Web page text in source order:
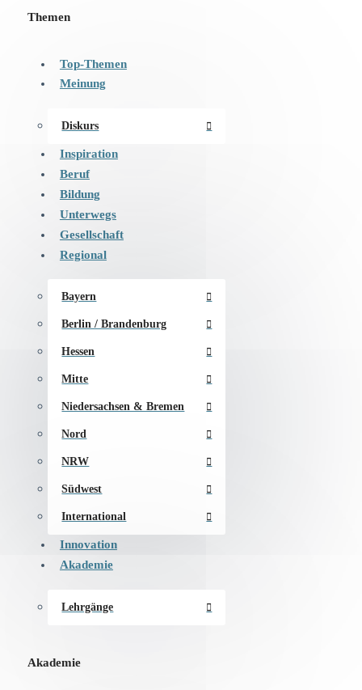
Themen
Top-Themen
Meinung
Diskurs
Inspiration
Beruf
Bildung
Unterwegs
Gesellschaft
Regional
Bayern
Berlin / Brandenburg
Hessen
Mitte
Niedersachsen & Bremen
Nord
NRW
Südwest
International
Innovation
Akademie
Lehrgänge
Akademie